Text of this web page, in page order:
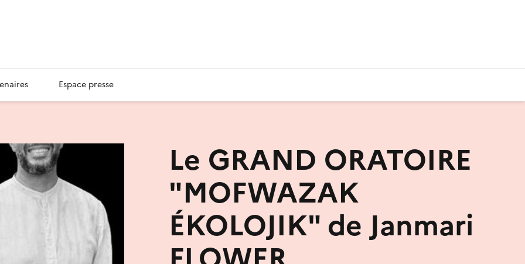
Espace presse
Le GRAND ORATOIRE
"MOFWAZAK
ÉKOLOJIK" de Janmari